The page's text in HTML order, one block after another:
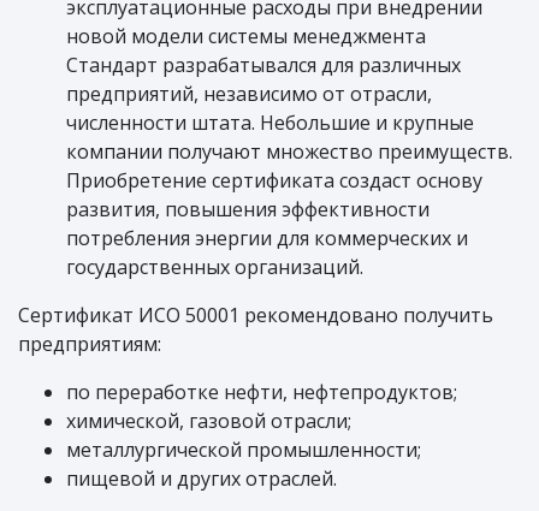
эксплуатационные расходы при внедрении
новой модели системы менеджмента
Стандарт разрабатывался для различных
предприятий, независимо от отрасли,
численности штата. Небольшие и крупные
компании получают множество преимуществ.
Приобретение сертификата создаст основу
развития, повышения эффективности
потребления энергии для коммерческих и
государственных организаций.
Сертификат ИСО 50001 рекомендовано получить
предприятиям:
по переработке нефти, нефтепродуктов;
химической, газовой отрасли;
металлургической промышленности;
пищевой и других отраслей.